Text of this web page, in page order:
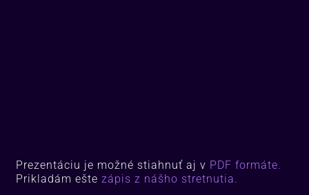
Prezentáciu je možné stiahnuť aj v PDF formáte.
Prikladám eštezápis z nášho stretnutia.